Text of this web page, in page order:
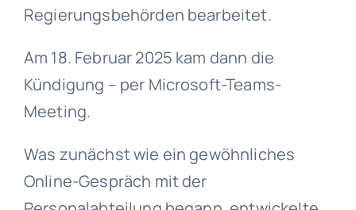
Regierungsbehörden bearbeitet.
Am 18. Februar 2025 kam dann die
Kündigung – per Microsoft-Teams-
Meeting.
Was zunächst wie ein gewöhnliches
Online-Gespräch mit der